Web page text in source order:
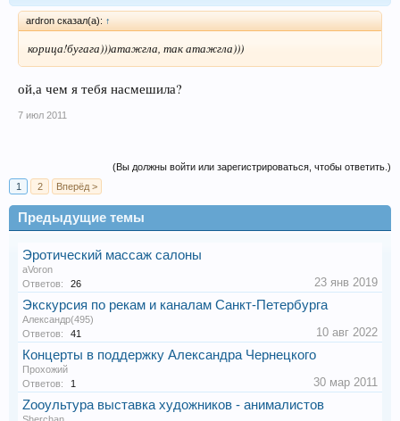
ardron сказал(а): ↑
корица!бугага)))атажгла, так атажгла)))
ой,а чем я тебя насмешила?
7 июл 2011
(Вы должны войти или зарегистрироваться, чтобы ответить.)
1
2 Вперёд >
Предыдущие темы
Эротический массаж салоны
aVoron
Ответов:
26 23 янв 2019
Экскурсия по рекам и каналам Санкт-Петербурга
Александр(495)
Ответов:
41 10 авг 2022
Концерты в поддержку Александра Чернецкого
Прохожий
Ответов:
1 30 мар 2011
Zooультура выставка художников - анималистов
Sherchan